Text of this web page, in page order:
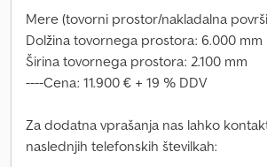
Mere (tovorni prostor/nakladalna
Dolžina tovornega prostora: 6.000 mm
Širina tovornega prostora: 2.100 mm
----Cena: 11.900 € + 19 % DDV
Za dodatna vprašanja nas lahko
naslednjih telefonskih številkah: